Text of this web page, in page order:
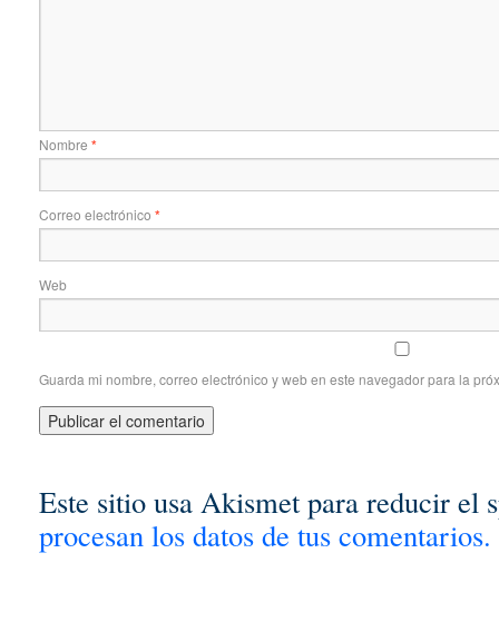
Nombre *
Correo electrónico *
Web
Guarda mi nombre, correo electrónico y web en este navegador para la
Este sitio usa Akismet para reducir el
procesan los datos de tus comentarios.